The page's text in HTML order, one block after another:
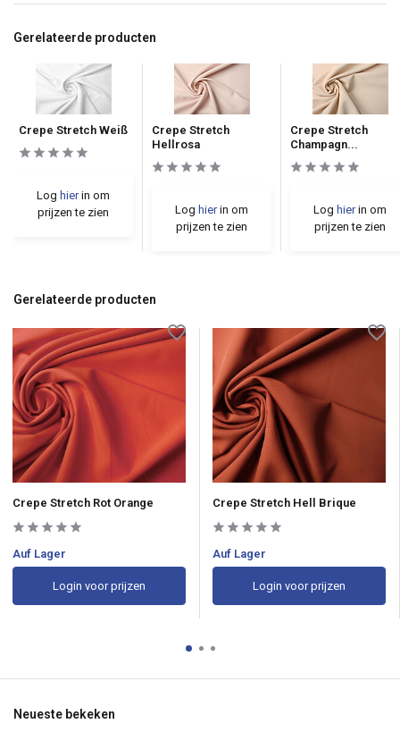
Gerelateerde producten
Crepe Stretch Weiß
Log hierin om
prijzen te zien
Crepe Stretch
Hellrosa
Log hierin om
prijzen te zien
Crepe Stretch
Champagn...
Log hierin om
prijzen te zien
Gerelateerde producten
Crepe Stretch Rot Orange
Auf Lager
Login voor prijzen
Crepe Stretch Hell Brique
Auf Lager
Login voor prijzen
Neueste bekeken